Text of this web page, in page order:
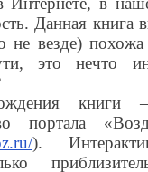
Данная книга
не везде)
это нечто
книги –
портала
).